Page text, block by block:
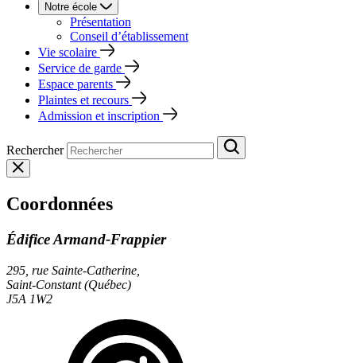
Notre école
Présentation
Conseil d’établissement
Vie scolaire
Service de garde
Espace parents
Plaintes et recours
Admission et inscription
Rechercher
Coordonnées
Édifice Armand‑Frappier
295, rue Sainte-Catherine,
Saint-Constant (Québec)
J5A 1W2